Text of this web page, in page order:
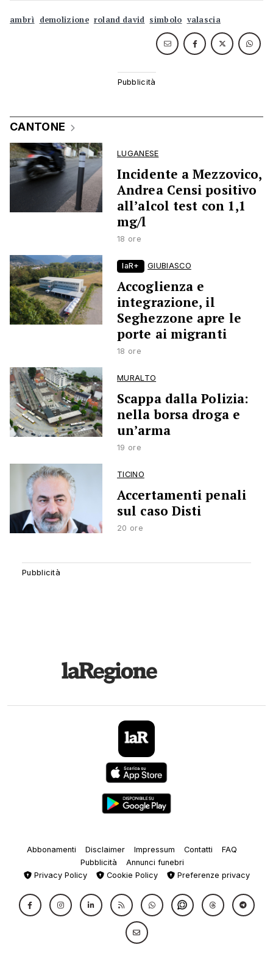
ambrì demolizione roland david simbolo valascia
CANTONE
LUGANESE
Incidente a Mezzovico,
Andrea Censi positivo
all’alcol test con 1,1
mg/l
18 ore
laR+ GIUBIASCO
Accoglienza e
integrazione, il
Seghezzone apre le
porte ai migranti
18 ore
MURALTO
Scappa dalla Polizia:
nella borsa droga e
un’arma
19 ore
TICINO
Accertamenti penali
sul caso Disti
20 ore
Abbonamenti Disclaimer Impressum Contatti
FAQ
Pubblicità
Annunci funebri
Privacy Policy
Cookie Policy Preferenze privacy